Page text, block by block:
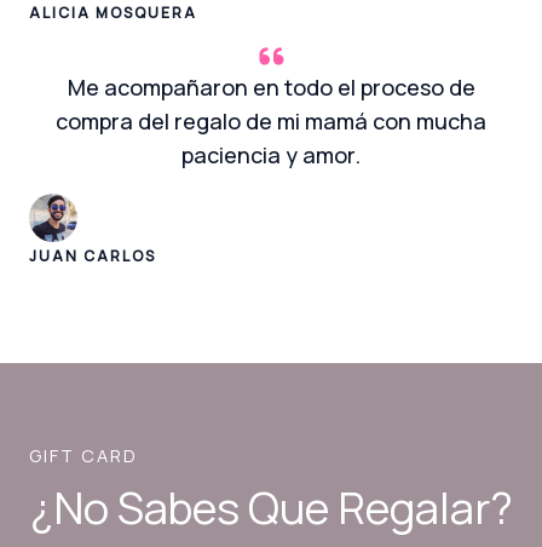
ALICIA MOSQUERA
Me acompañaron en todo el proceso de
compra del regalo de mi mamá con mucha
paciencia y amor.
JUAN CARLOS
GIFT CARD
¿No Sabes Que Regalar?